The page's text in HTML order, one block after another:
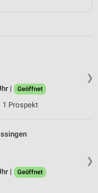
❯
|
Geöffnet
1 Prospekt
❯
|
Geöffnet